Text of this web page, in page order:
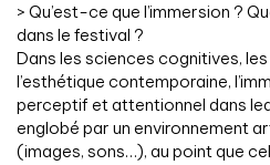
> Qu’est-ce que l’immersion ?
dans le festival ?
Dans les sciences cognitives,
l’esthétique contemporaine,
perceptif et attentionnel dans
englobé par un environnement
(images, sons…), au point que